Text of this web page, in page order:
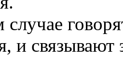
и связывают